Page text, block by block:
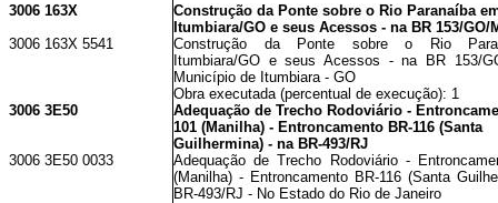
3006 163X
Construção da Ponte sobre o Rio Paranaíba
Itumbiara/GO e seus Acessos - na BR 153/GO/
3006 163X 5541
Construção da Ponte sobre o Rio
Itumbiara/GO e seus Acessos - na BR 153/
Município de Itumbiara - GO
Obra executada (percentual de execução): 1
3006 3E50
Adequação de Trecho Rodoviário -
101 (Manilha) - Entroncamento BR-116 (Santa
Guilhermina) - na BR-493/RJ
3006 3E50 0033
Adequação de Trecho Rodoviário -
(Manilha) - Entroncamento BR-116 (Santa
BR-493/RJ - No Estado do Rio de Janeiro